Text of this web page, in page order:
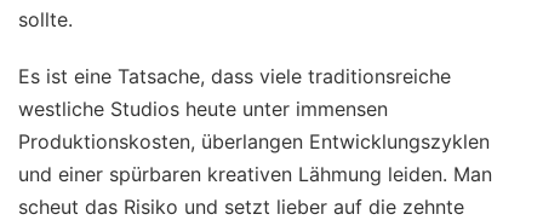
sollte.
Es ist eine Tatsache, dass viele traditionsreiche
westliche Studios heute unter immensen
Produktionskosten, überlangen Entwicklungszyklen
und einer spürbaren kreativen Lähmung leiden. Man
scheut das Risiko und setzt lieber auf die zehnte